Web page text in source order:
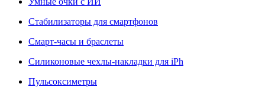
Стабилизаторы для смартфонов
Смарт-часы и браслеты
Силиконовые чехлы-накладки для iPh
Пульсоксиметры